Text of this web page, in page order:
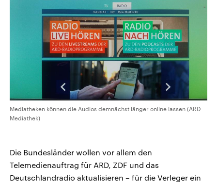
Mediatheken können die Audios demnächst länger online lassen (ARD
Mediathek)
Die Bundesländer wollen vor allem den
Telemedienauftrag für ARD, ZDF und das
Deutschlandradio aktualisieren – für die Verleger ein